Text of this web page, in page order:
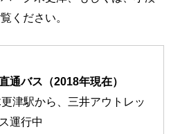
ください。
通バス（2018年現在）
津駅から、三井アウトレッ
運行中